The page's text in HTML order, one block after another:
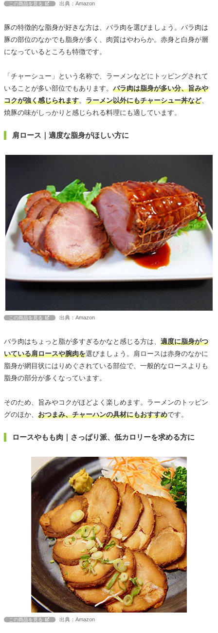
この商品を見る 出典：Amazon
豚の特徴的な脂身が好きな方は、バラ肉を選びましょう。バラ肉は
豚の部位のなかでも脂身が多く、肉質はやわらか。赤身と白身が層
になっているところも特徴です。
「チャーシュー」という名称で、ラーメンなどにトッピングされて
いることが多い部位でもあります。 バラ肉は脂身が多い分、旨みや
コクが強く感じられます。 ラーメン以外にもチャーシュー丼など、
焼豚の味がしっかりと感じられる料理にも適しています。
肩ロース｜適度な脂身がほしい方に
この商品を見る 出典：Amazon
バラ肉はちょっと脂が多すぎるかなと感じる方は、 適度に脂身がつ
いている肩ロースや腕肉を選びましょう。肩ロースは赤身のなかに
脂身が網目状にはりめぐされている部位で、一般的なロースよりも
脂身の部分が多くなっています。
そのため、旨みやコクがほどよく楽しめます。ラーメンのトッピン
グのほか、 おつまみ、チャーハンの具材にもおすすめです。
ロースやもも肉｜さっぱり派、低カロリーを求める方に
この商品を見る 出典：Amazon